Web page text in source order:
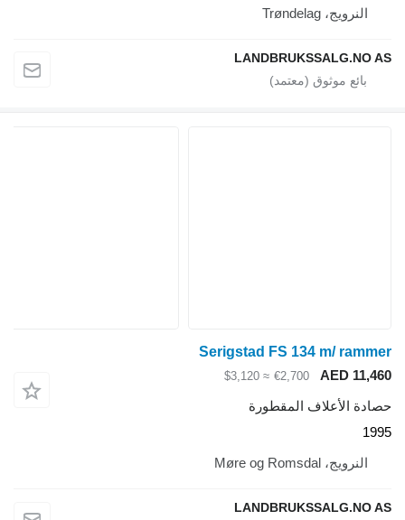
النرويج، Trøndelag
LANDBRUKSSALG.NO AS
Serigstad FS 134 m/ rammer
AED 11,460
€2,700
≈ $3,120
حصادة الأعلاف المقطورة
1995
النرويج، Møre og Romsdal
LANDBRUKSSALG.NO AS